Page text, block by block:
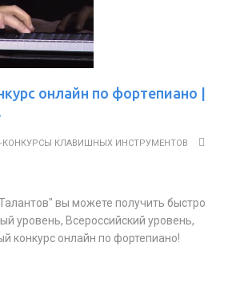
онлайн по фортепиано |
КОНКУРСЫ КЛАВИШНЫХ ИНСТРУМЕНТОВ
вы можете получить быстро
уровень, Всероссийский уровень,
конкурс онлайн по фортепиано!